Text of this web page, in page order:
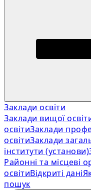
Заклади освіти
Заклади вищої
освітиЗаклади
освітиЗаклади
інститути (установи)
Районні та місцеві
освітиВідкриті дані
пошук